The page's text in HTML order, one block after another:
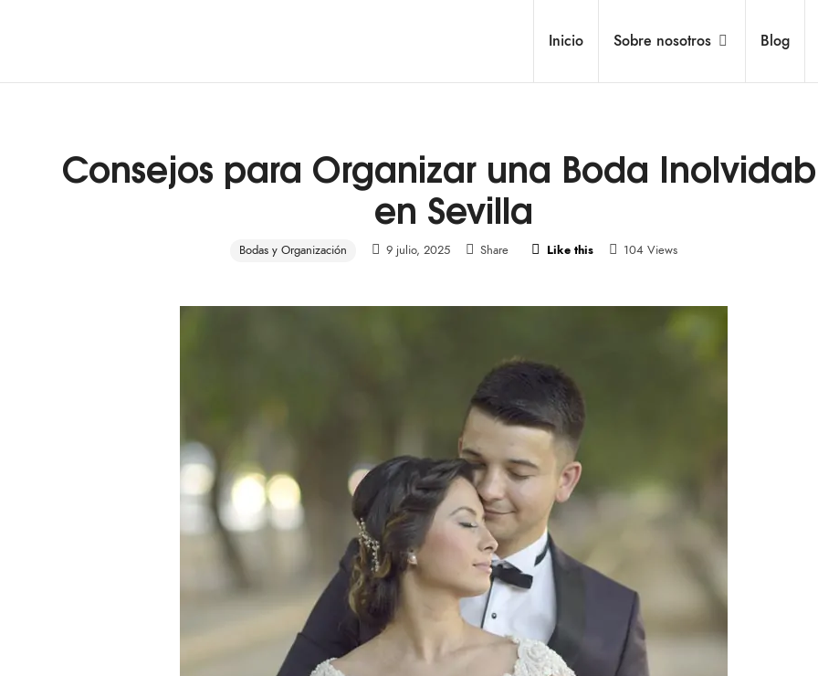
Inicio Sobre nosotros Blog
Consejos para Organizar una Boda
en Sevilla
Bodas y Organización 9 julio, 2025 Share Like this 104 Views